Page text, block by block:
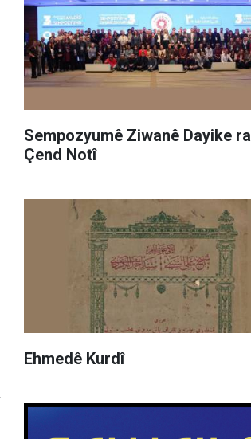
Sempozyumê Ziwanê Dayike ra
Çend Notî
Ehmedê Kurdî